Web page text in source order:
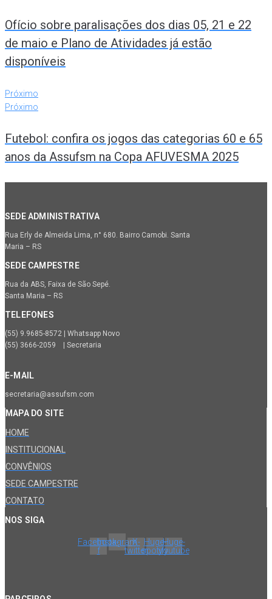
Ofício sobre paralisações dos dias 05, 21 e 22
de maio e Plano de Atividades já estão
disponíveis
Próximo
Próximo
Futebol: confira os jogos das categorias 60 e 65
anos da Assufsm na Copa AFUVESMA 2025
SEDE ADMINISTRATIVA
Rua Erly de Almeida Lima, n° 680. Bairro Camobi. Santa
Maria – RS
SEDE CAMPESTRE
Rua da ABS, Faixa de São Sepé.
Santa Maria – RS
TELEFONES
(55) 9.9685-8572 | Whatsapp Novo
(55) 3666-2059 | Secretaria
E-MAIL
secretaria@assufsm.com
MAPA DO SITE
HOME
INSTITUCIONAL
CONVÊNIOS
SEDE CAMPESTRE
CONTATO
NOS SIGA
Facebook-
f
InstagramX-
twitter
Huge-
spotify
Huge-
youtube